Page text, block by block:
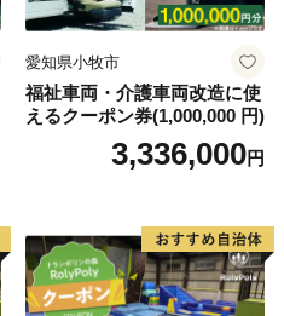
愛知県小牧市
福祉車両・介護車両改造に使
えるクーポン券(1,000,000 円)
3,336,000円